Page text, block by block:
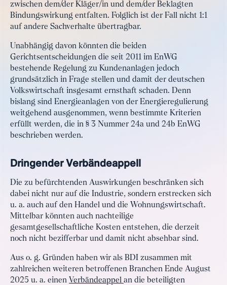
zwischen dem/der Kläger/in und dem/der Beklagten
Bindungswirkung entfalten. Folglich ist der Fall nicht 1:1
auf andere Sachverhalte übertragbar.
Unabhängig davon könnten die beiden
Gerichtsentscheidungen die seit 2011 im EnWG
bestehende Regelung zu Kundenanlagen jedoch
grundsätzlich in Frage stellen und damit der deutschen
Volkswirtschaft insgesamt ernsthaft schaden. Denn
bislang sind Energieanlagen von der Energieregulierung
weitgehend ausgenommen, wenn bestimmte Kriterien
erfüllt werden, die in § 3 Nummer 24a und 24b EnWG
beschrieben werden.
Dringender Verbändeappell
Die zu befürchtenden Auswirkungen beschränken sich
dabei nicht nur auf die Industrie, sondern erstrecken sich
u. a. auch auf den Handel und die Wohnungswirtschaft.
Mittelbar könnten auch nachteilige
gesamtgesellschaftliche Kosten entstehen, die derzeit
noch nicht bezifferbar und damit nicht absehbar sind.
Aus o. g. Gründen haben wir als BDI zusammen mit
zahlreichen weiteren betroffenen Branchen Ende August
2025 u. a. einen Verbändeappel an die beteiligten